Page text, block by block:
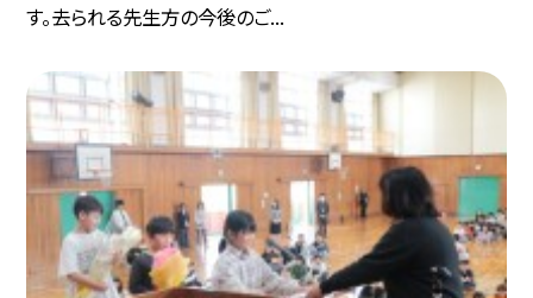
す。去られる先生方の今後のご...